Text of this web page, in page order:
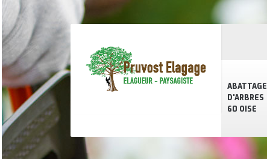
ABATTAGE
D'ARBRES
60 OISE